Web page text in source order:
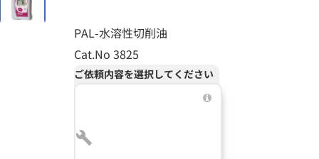
PAL-水溶性切削油
Cat.No 3825
ご依頼内容を選択してください